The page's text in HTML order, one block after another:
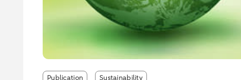
Publication Sustainability